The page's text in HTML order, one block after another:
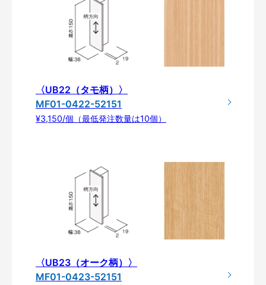
〈UB22（タモ柄）〉
MF01-0422-52151
¥3,150/個（最低発注数量は10個）
〈UB23（オーク柄）〉
MF01-0423-52151